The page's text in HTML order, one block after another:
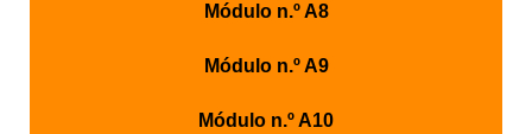
Módulo n.º A8
Módulo n.º A9
Módulo n.º A10